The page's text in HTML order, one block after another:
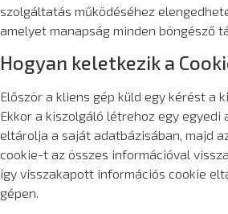
szolgáltatás működéséhez
amelyet manapság minden böngésző
Hogyan keletkezik a
Először a kliens gép küld egy kérést a
Ekkor a kiszolgáló létrehoz egy egyedi
eltárolja a saját adatbázisában, majd
cookie-t az összes információval
így visszakapott információs cookie
gépen.